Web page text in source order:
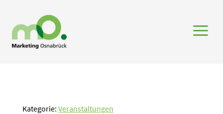
a
Kategorie: Veranstaltungen